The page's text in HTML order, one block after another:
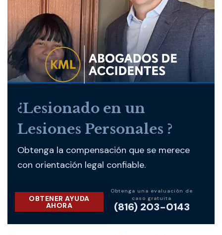
¿Lesionado en un
Lesiones Personales ?
Obtenga la compensación que se merece
con orientación legal confiable.
OBTENER AYUDA
AHORA
Obtenga una evaluación de
caso gratuita
(816) 203-0143